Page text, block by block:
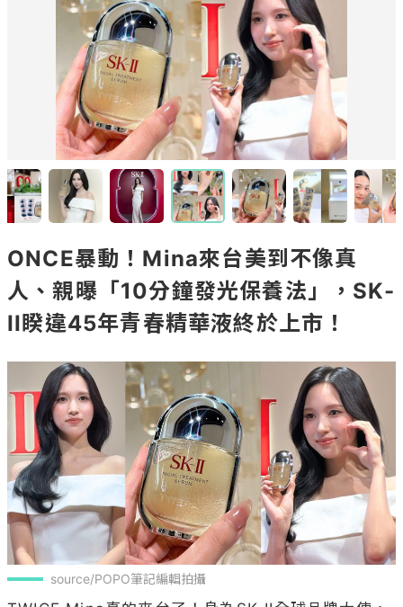
ONCE暴動！Mina來台美到不像真
人、親曝「10分鐘發光保養法」，SK-
II睽違45年青春精華液終於上市！
source/POPO筆記編輯拍攝